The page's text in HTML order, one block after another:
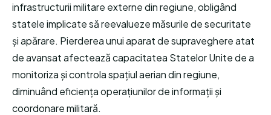
infrastructurii militare externe din regiune, obligând
statele implicate să reevalueze măsurile de securitate
și apărare. Pierderea unui aparat de supraveghere atat
de avansat afectează capacitatea Statelor Unite de a
monitoriza și controla spațiul aerian din regiune,
diminuând eficiența operațiunilor de informații și
coordonare militară.